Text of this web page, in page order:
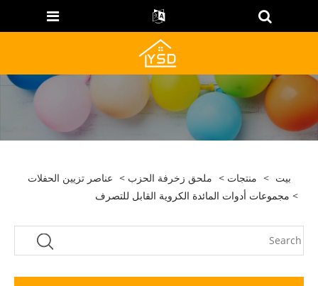
بيت > منتجات > ملحق زخرفة الحزب > عناصر تزيين الحفلات
> مجموعات أدوات المائدة الكروية القابل للتصرف